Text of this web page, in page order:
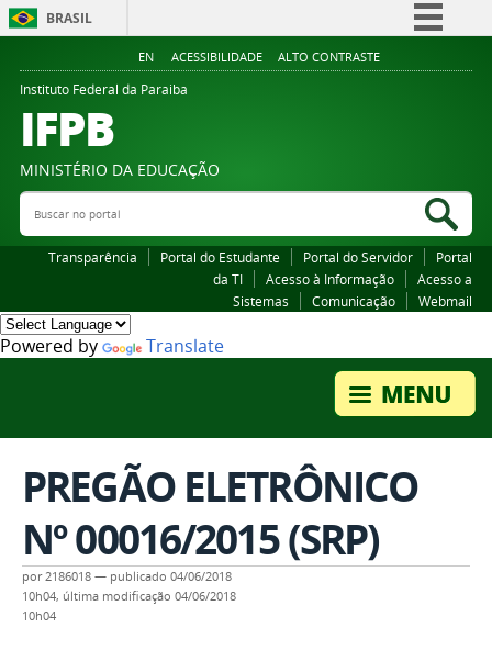
BRASIL
Simplifique!
Legislação
EN ACESSIBILIDADE ALTO CONTRASTE
Instituto Federal da Paraiba
IFPB
MINISTÉRIO DA EDUCAÇÃO
Buscar no portal
Transparência Portal do Estudante Portal do Servidor
Portal
da TI
Acesso à Informação
Acesso a
Sistemas
Comunicação Webmail
Powered by Translate
PREGÃO ELETRÔNICO
Nº 00016/2015 (SRP)
por2186018 — publicado 04/06/2018
10h04, última modificação 04/06/2018
10h04